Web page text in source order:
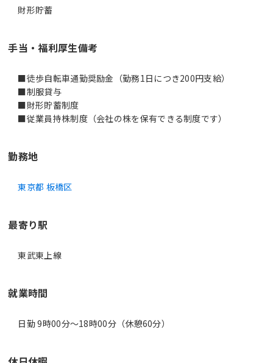
財形貯蓄
手当・福利厚生備考
■徒歩自転車通勤奨励金（勤務1日につき200円支給）
■制服貸与
■財形貯蓄制度
■従業員持株制度（会社の株を保有できる制度です）
勤務地
東京都 板橋区
最寄り駅
東武東上線
就業時間
日勤 9時00分〜18時00分（休憩60分）